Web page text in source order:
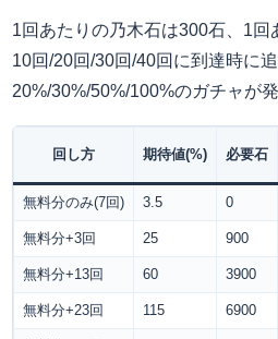
1回あたりの乃木石は300石、1回
10回/20回/30回/40回に到達時に
20%/30%/50%/100%のガチャが発
回し方 期待値(%) 必要石
無料分のみ(7回) 3.5 0
無料分+3回 25 900
無料分+13回 60 3900
無料分+23回 115 6900